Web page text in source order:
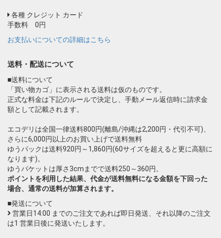
各種 クレジット カード
手数料 0円
お支払いについての詳細はこちら
送料・配送について
■送料について
「買い物カゴ」に表示される送料は仮のものです。
正式な料金は下記のルールで決定し、手動メール返信時に請求金
額として記載されます。
エコデリは全国一律送料800円(離島/沖縄は2,200円・代引不可)、
さらに6,000円以上のお買い上げで送料無料
ゆうパックは送料920円～1,860円(60サイズを超えると更に高額に
なります)。
ゆうパケットは厚さ3cmまでで送料250～360円。
ポイントを利用した結果、代金が送料無料になる金額を下回った
場合、通常の送料が加算されます。
■発送について
営業日14:00 までのご注文であれば即日発送、それ以降のご注文
は1 営業日後に発送いたします。